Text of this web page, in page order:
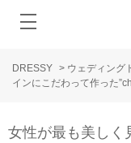
DRESSY > ウェディング
インにこだわって作った
女性が最も美しく